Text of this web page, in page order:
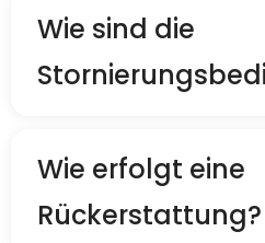
Wie sind die
Wie erfolgt eine
Rückerstattung?